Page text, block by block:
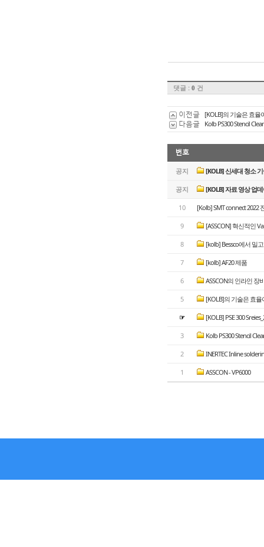
댓글 : 0 건
이전글 [KOLB]의 기술은 효율
다음글 Kolb PS300 Stencil
번호
공지 [KOLB] 신세대 청소
공지 [KOLB] 자료 영상 업
10 [Kolb] SMT connect 2022
9 [ASSCON] 혁신적인
8 [kolb] Bessco에서 밀
7 [kolb] AF20 제품
6 ASSCON의 인라인 장
5 [KOLB]의 기술은 효율
☞ [KOLB] PSE 300
3 Kolb PS300 Stencil
2 INERTEC Inline
1 ASSCON - VP6000